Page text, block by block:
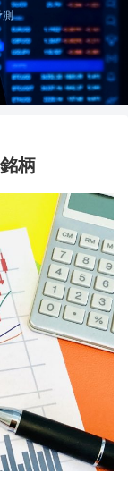
測
柄